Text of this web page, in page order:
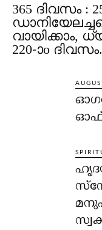
365 ദിവസം :
വായിക്കാം,
220-ാo ദിവസം.